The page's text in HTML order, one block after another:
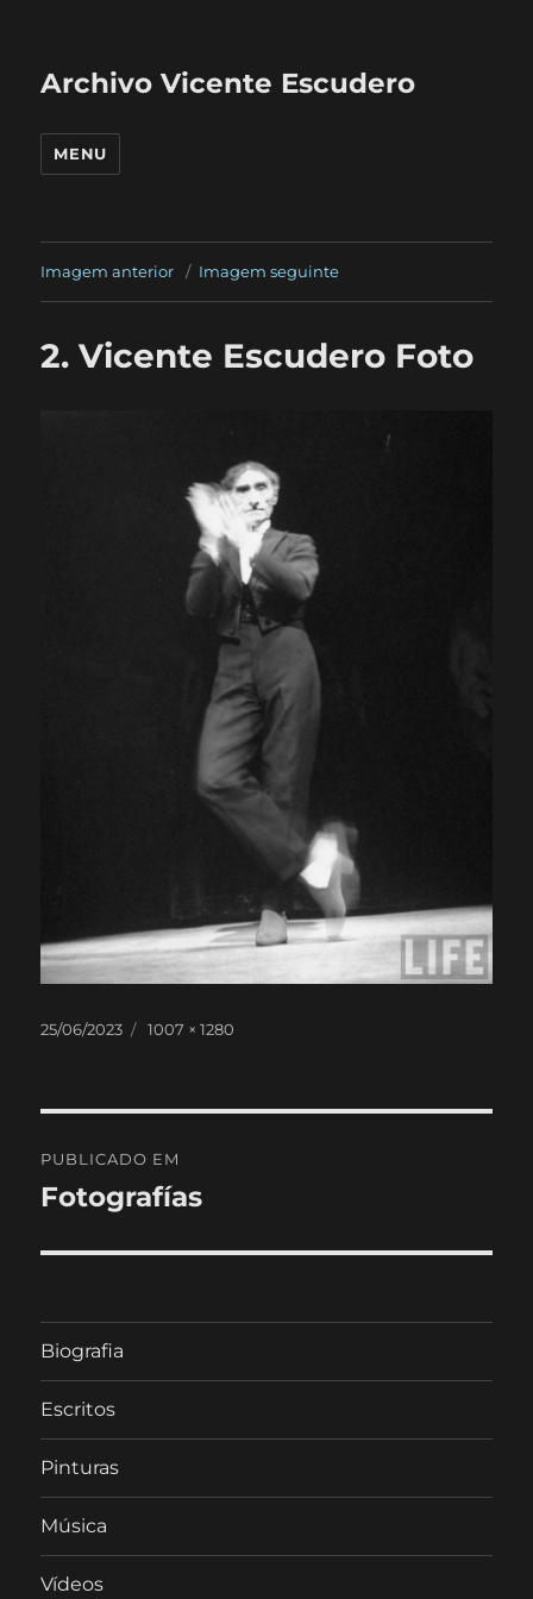
Archivo Vicente Escudero
MENU
Imagem anterior Imagem seguinte
2. Vicente Escudero Foto
Publicado
25/06/2023
Tamanho
1007 × 1280
de
PUBLICADO EM
Fotografías
Biografia
Escritos
Pinturas
Música
Vídeos